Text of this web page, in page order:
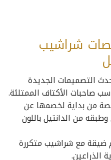
شراشيب
التصميمات الجديدة
صاحبات الأكتاف الممتلئة.
من بداية لخصمها عن
من الدانتيل باللون
ضيقة مع شراشيب متكررة
الذراعين.